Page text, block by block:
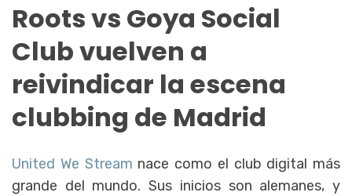
Roots vs Goya Social
Club vuelven a
reivindicar la escena
clubbing de Madrid
United We Stream nace como el club digital más
grande del mundo. Sus inicios son alemanes, y